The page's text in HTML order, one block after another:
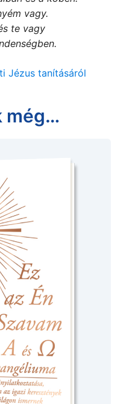
vagy.
te vagy
Jézus tanításáról
még…